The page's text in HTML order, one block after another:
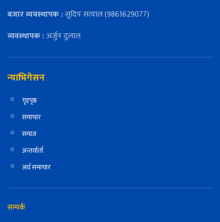
बजार ब्यवस्थापक :सुदिप सत्याल (9861629077)
व्यवस्थापक :अर्जुन दुलाल
न्याभिगेसन
गृहपृष्ठ
समाचार
समाज
अन्तर्वार्ता
अर्थ समाचार
सम्पर्क